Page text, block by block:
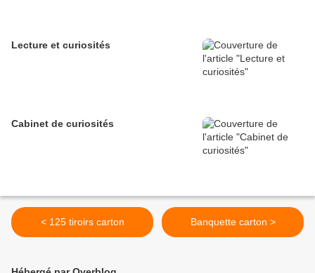
Lecture et curiosités
Cabinet de curiosités
< 125 tiroirs carton Banquette carton >